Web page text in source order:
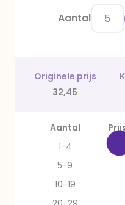
Aantal
Originele prijs
32,45
Aantal
1-4
5-9
10-19